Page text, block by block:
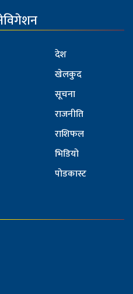
देश
खेलकुद
सूचना
राजनीति
राशिफल
भिडियो
पोडकास्ट